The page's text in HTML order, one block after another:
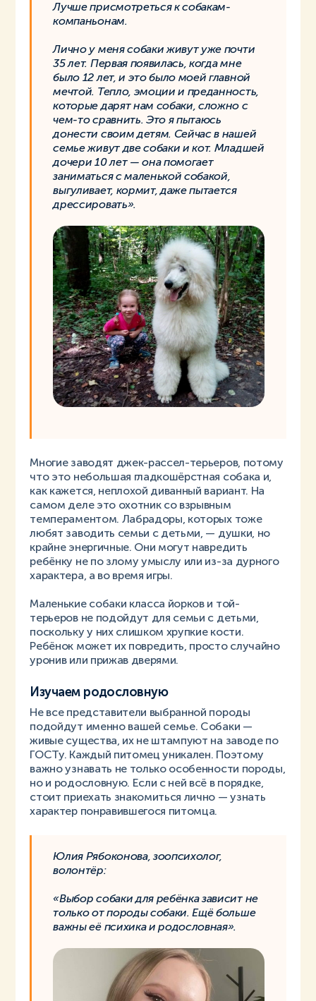
Лучше присмотреться к собакам-
компаньонам.
Лично у меня собаки живут уже почти
35 лет. Первая появилась, когда мне
было 12 лет, и это было моей главной
мечтой. Тепло, эмоции и преданность,
которые дарят нам собаки, сложно с
чем-то сравнить. Это я пытаюсь
донести своим детям. Сейчас в нашей
семье живут две собаки и кот. Младшей
дочери 10 лет — она помогает
заниматься с маленькой собакой,
выгуливает, кормит, даже пытается
дрессировать».
Многие заводят джек-рассел-терьеров, потому
что это небольшая гладкошёрстная собака и,
как кажется, неплохой диванный вариант. На
самом деле это охотник со взрывным
темпераментом. Лабрадоры, которых тоже
любят заводить семьи с детьми, — душки, но
крайне энергичные. Они могут навредить
ребёнку не по злому умыслу или из-за дурного
характера, а во время игры.
Маленькие собаки класса йорков и той-
терьеров не подойдут для семьи с детьми,
поскольку у них слишком хрупкие кости.
Ребёнок может их повредить, просто случайно
уронив или прижав дверями.
Изучаем родословную
Не все представители выбранной породы
подойдут именно вашей семье. Собаки —
живые существа, их не штампуют на заводе по
ГОСТу. Каждый питомец уникален. Поэтому
важно узнавать не только особенности породы,
но и родословную. Если с ней всё в порядке,
стоит приехать знакомиться лично — узнать
характер понравившегося питомца.
Юлия Рябоконова, зоопсихолог,
волонтёр:
«Выбор собаки для ребёнка зависит не
только от породы собаки. Ещё больше
важны её психика и родословная».